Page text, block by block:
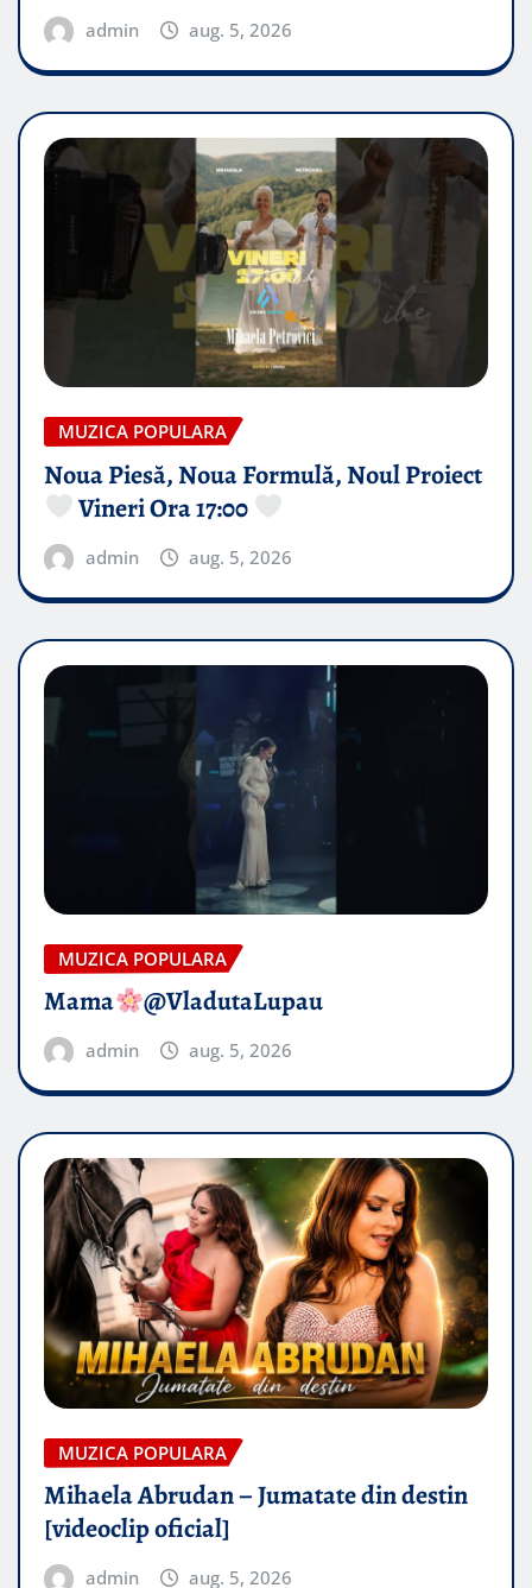
admin aug. 5, 2026
MUZICA POPULARA
Noua Piesă, Noua Formulă, Noul Proiect
Vineri Ora 17:00
admin aug. 5, 2026
MUZICA POPULARA
Mama @VladutaLupau
admin aug. 5, 2026
MUZICA POPULARA
Mihaela Abrudan – Jumatate din destin
[videoclip oficial]
admin aug. 5, 2026